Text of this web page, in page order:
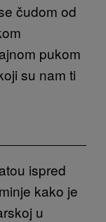
čudom od
pukom
su nam ti
ispred
kako je
u